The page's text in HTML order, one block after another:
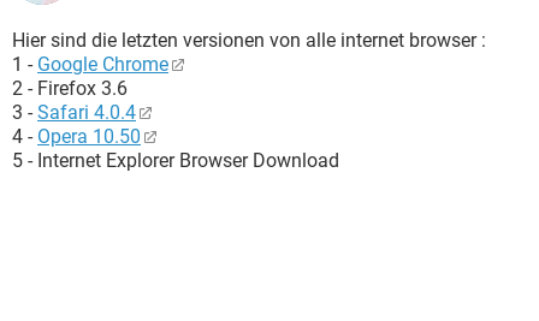
Hier sind die letzten versionen von alle internet browser :
1 - Google Chrome
2 - Firefox 3.6
3 - Safari 4.0.4
4 - Opera 10.50
5 - Internet Explorer Browser Download